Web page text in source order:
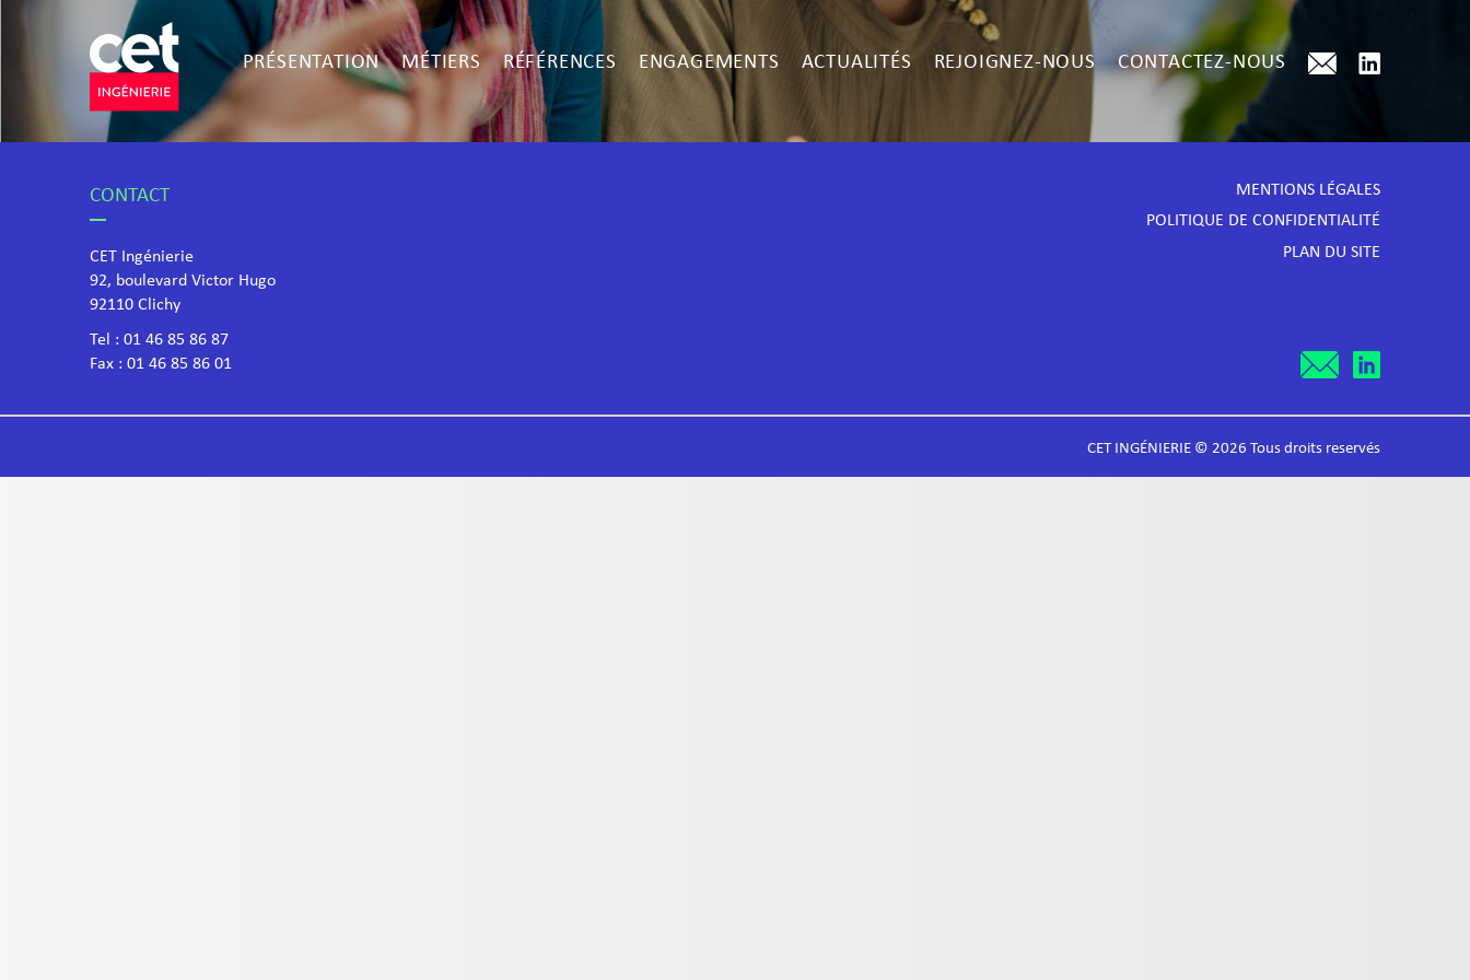
PRÉSENTATION MÉTIERS RÉFÉRENCES ENGAGEMENTS ACTUALITÉS REJOIGNEZ-NOUS CONTACTEZ-NOUS
CONTACT
CET Ingénierie
92, boulevard Victor Hugo
​92110 Clichy
Tel : 01 46 85 86 87
Fax : 01 46 85 86 01
MENTIONS LÉGALES
POLITIQUE DE CONFIDENTIALITÉ
PLAN DU SITE
CET INGÉNIERIE © 2026 Tous droits reservés